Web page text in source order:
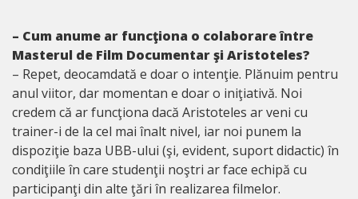
– Cum anume ar funcţiona o colaborare între
Masterul de Film Documentar şi Aristoteles?
– Repet, deocamdată e doar o intenţie. Plănuim pentru
anul viitor, dar momentan e doar o iniţiativă. Noi
credem că ar funcţiona dacă Aristoteles ar veni cu
trainer-i de la cel mai înalt nivel, iar noi punem la
dispoziţie baza UBB-ului (şi, evident, suport didactic) în
condiţiile în care studenţii noştri ar face echipă cu
participanţi din alte ţări în realizarea filmelor.